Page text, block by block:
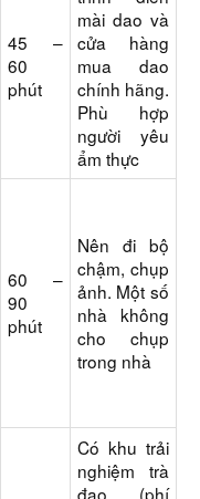
45 –
60
phút
mài dao và
cửa hàng
mua dao
chính hãng.
Phù hợp
người yêu
ẩm thực
60 –
90
phút
Nên đi bộ
chậm, chụp
ảnh. Một số
nhà không
cho chụp
trong nhà
Có khu trải
nghiệm trà
đạo (phí